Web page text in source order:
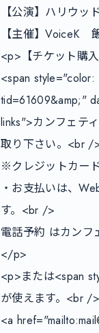
【公演】ハリウ
【主催】VoiceK
<p>【チケット購
<span
tid=61609&amp;"
links">カンフェテ
取り下さい。<br /
※クレジットカー
・お支払いは、
す。<br />
電話予約 はカンフ
</p>
<p>または<span
が使えます。<br />
<a